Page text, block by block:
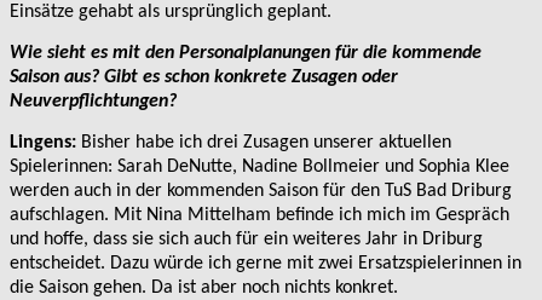
Einsätze gehabt als ursprünglich geplant.
Wie sieht es mit den Personalplanungen für die kommende
Saison aus? Gibt es schon konkrete Zusagen oder
Neuverpflichtungen?
Lingens: Bisher habe ich drei Zusagen unserer aktuellen
Spielerinnen: Sarah DeNutte, Nadine Bollmeier und Sophia Klee
werden auch in der kommenden Saison für den TuS Bad Driburg
aufschlagen. Mit Nina Mittelham befinde ich mich im Gespräch
und hoffe, dass sie sich auch für ein weiteres Jahr in Driburg
entscheidet. Dazu würde ich gerne mit zwei Ersatzspielerinnen in
die Saison gehen. Da ist aber noch nichts konkret.